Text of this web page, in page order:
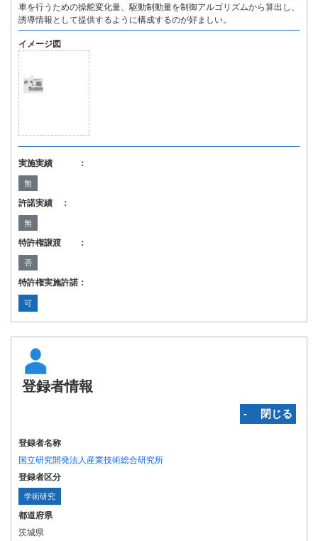
車を行うための操舵変化量、駆動制動量を制御アルゴリズムから算出し、
誘導情報として提供するように構成するのが好ましい。
イメージ図
実施実績 ：
無
許諾実績 ：
無
特許権譲渡 ：
否
特許権実施許諾：
可
登録者情報
‐ 閉じる
登録者名称
国立研究開発法人産業技術総合研究所
登録者区分
学術研究
都道府県
茨城県